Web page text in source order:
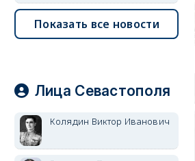
Показать все новости
Лица Севастополя
Колядин Виктор Иванович